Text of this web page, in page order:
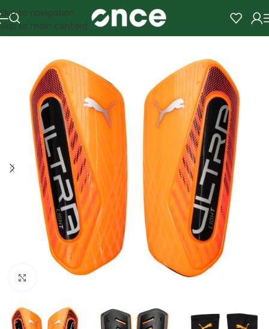
Skip to navigation
Skip to main content
Amplía la Imagen